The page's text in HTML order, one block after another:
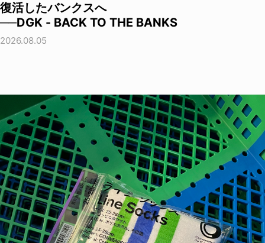
復活したバンクスへ
──DGK - BACK TO THE BANKS
2026.08.05